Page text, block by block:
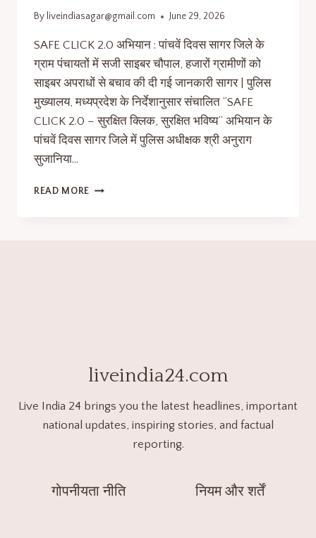
By liveindiasagar@gmail.com June 29, 2026
SAFE CLICK 2.0 अभियान : पांचवें दिवस सागर जिले के
ग्राम पंचायतों में सजी साइबर चौपाल, हजारों ग्रामीणों को
साइबर अपराधों से बचाव की दी गई जानकारी सागर | पुलिस
मुख्यालय, मध्यप्रदेश के निर्देशानुसार संचालित “SAFE
CLICK 2.0 – सुरक्षित क्लिक, सुरक्षित भविष्य” अभियान के
पांचवें दिवस सागर जिले में पुलिस अधीक्षक श्री अनुराग
सुजानिया…
READ MORE
liveindia24.com
Live India 24 brings you the latest headlines, important
national updates, inspiring stories, and factual
reporting.
गोपनीयता नीति नियम और शर्तें